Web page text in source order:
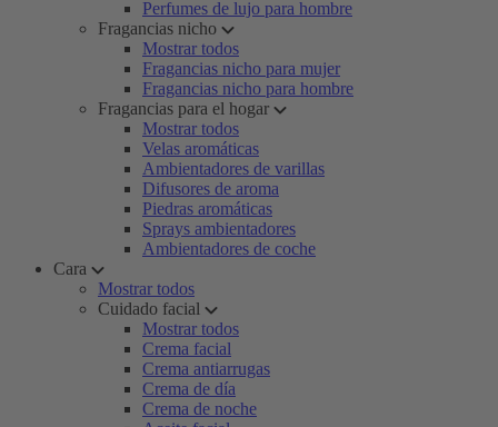
Perfumes de lujo para hombre
Fragancias nicho
Mostrar todos
Fragancias nicho para mujer
Fragancias nicho para hombre
Fragancias para el hogar
Mostrar todos
Velas aromáticas
Ambientadores de varillas
Difusores de aroma
Piedras aromáticas
Sprays ambientadores
Ambientadores de coche
Cara
Mostrar todos
Cuidado facial
Mostrar todos
Crema facial
Crema antiarrugas
Crema de día
Crema de noche